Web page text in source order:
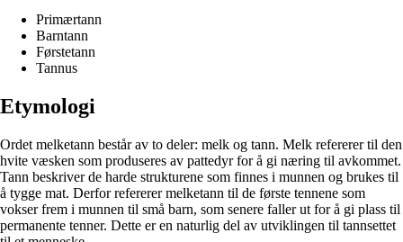
Primærtann
Barntann
Førstetann
Tannus
Etymologi
Ordet melketann består av to deler: melk og tann. Melk refererer til den
hvite væsken som produseres av pattedyr for å gi næring til avkommet.
Tann beskriver de harde strukturene som finnes i munnen og brukes til
å tygge mat. Derfor refererer melketann til de første tennene som
vokser frem i munnen til små barn, som senere faller ut for å gi plass til
permanente tenner. Dette er en naturlig del av utviklingen til tannsettet